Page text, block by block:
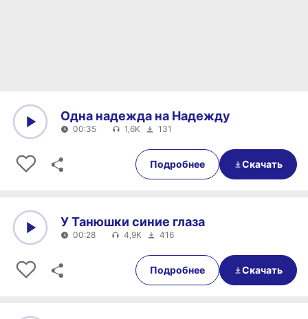
00:35
Одна надежда на Надежду
00:35 1,6K 131
Подробнее Скачать
00:28
У Танюшки синие глаза
00:28 4,9K 416
Подробнее Скачать